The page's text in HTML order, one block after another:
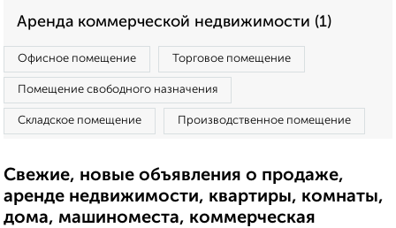
Аренда коммерческой недвижимости (1)
Офисное помещение Торговое помещение
Помещение свободного назначения
Складское помещение Производственное помещение
Свежие, новые объявления о продаже,
аренде недвижимости, квартиры, комнаты,
дома, машиноместа, коммерческая